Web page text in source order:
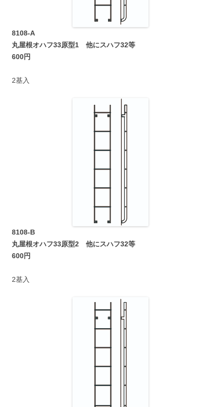
8108-A
丸屋根オハフ33原型1 他にスハフ32等
600円
2基入
8108-B
丸屋根オハフ33原型2 他にスハフ32等
600円
2基入